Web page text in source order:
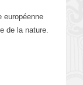
européenne
de la nature.